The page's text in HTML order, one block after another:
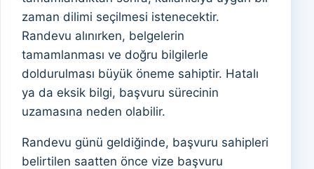
zaman dilimi seçilmesi istenecektir.
Randevu alınırken, belgelerin
tamamlanması ve doğru bilgilerle
doldurulması büyük öneme sahiptir. Hatalı
ya da eksik bilgi, başvuru sürecinin
uzamasına neden olabilir.
Randevu günü geldiğinde, başvuru sahipleri
belirtilen saatten önce vize başvuru